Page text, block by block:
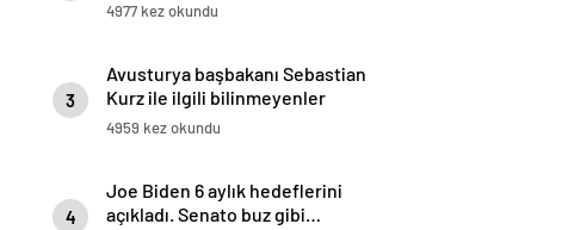
4977 kez okundu
3
Avusturya başbakanı Sebastian
Kurz ile ilgili bilinmeyenler
4959 kez okundu
4
Joe Biden 6 aylık hedeflerini
açıkladı. Senato buz gibi…